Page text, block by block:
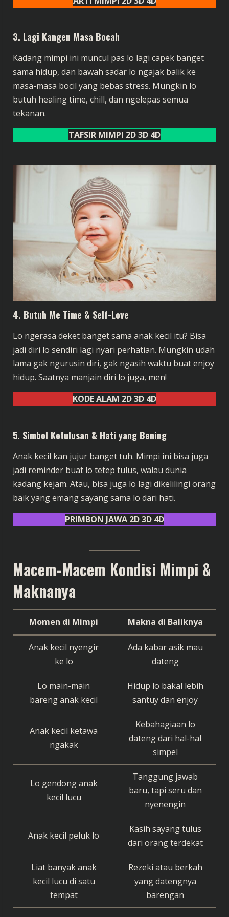
3. Lagi Kangen Masa Bocah
Kadang mimpi ini muncul pas lo lagi capek banget
sama hidup, dan bawah sadar lo ngajak balik ke
masa-masa bocil yang bebas stress. Mungkin lo
butuh healing time, chill, dan ngelepas semua
tekanan.
TAFSIR MIMPI 2D 3D 4D
4. Butuh Me Time & Self-Love
Lo ngerasa deket banget sama anak kecil itu? Bisa
jadi diri lo sendiri lagi nyari perhatian. Mungkin udah
lama gak ngurusin diri, gak ngasih waktu buat enjoy
hidup. Saatnya manjain diri lo juga, men!
KODE ALAM 2D 3D 4D
5. Simbol Ketulusan & Hati yang Bening
Anak kecil kan jujur banget tuh. Mimpi ini bisa juga
jadi reminder buat lo tetep tulus, walau dunia
kadang kejam. Atau, bisa juga lo lagi dikelilingi orang
baik yang emang sayang sama lo dari hati.
PRIMBON JAWA 2D 3D 4D
Macem-Macem Kondisi Mimpi &
Maknanya
Momen di Mimpi Makna di Baliknya
Anak kecil nyengir
ke lo
Ada kabar asik mau
dateng
Lo main-main
bareng anak kecil
Hidup lo bakal lebih
santuy dan enjoy
Anak kecil ketawa
ngakak
Kebahagiaan lo
dateng dari hal-hal
simpel
Lo gendong anak
kecil lucu
Tanggung jawab
baru, tapi seru dan
nyenengin
Anak kecil peluk lo
Kasih sayang tulus
dari orang terdekat
Liat banyak anak
kecil lucu di satu
tempat
Rezeki atau berkah
yang datengnya
barengan